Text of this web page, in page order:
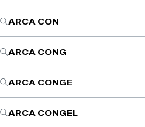
ARCA CON
ARCA CONG
ARCA CONGE
ARCA CONGEL